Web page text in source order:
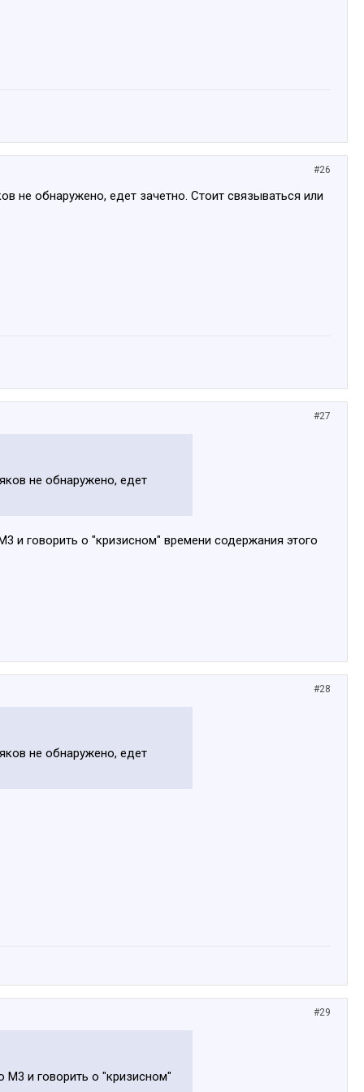
#26
не обнаружено, едет зачетно. Стоит связываться или
#27
не обнаружено, едет
и говорить о "кризисном" времени содержания этого
#28
не обнаружено, едет
#29
М3 и говорить о "кризисном"